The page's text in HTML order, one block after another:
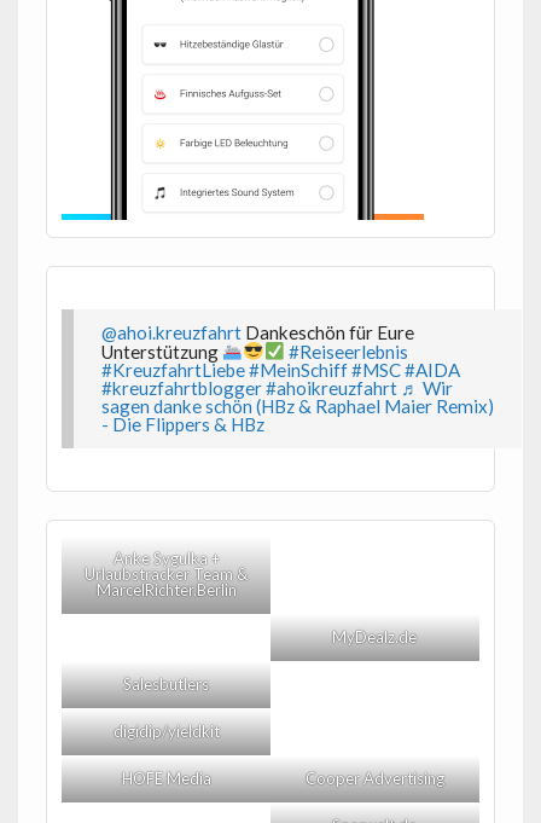
@ahoi.kreuzfahrt Dankeschön für Eure
Unterstützung
#Reiseerlebnis
#KreuzfahrtLiebe#MeinSchiff#MSC#AIDA
#kreuzfahrtblogger#ahoikreuzfahrt ♬ Wir
sagen danke schön (HBz & Raphael Maier Remix)
- Die Flippers & HBz
Anke Sygulka +
Urlaubstracker Team &
MarcelRichter.Berlin
MyDealz.de
Salesbutlers
digidip/yieldkit
HOFE Media Cooper Advertising